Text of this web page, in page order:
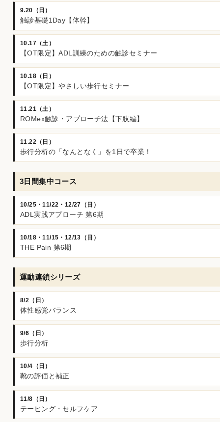
9.20（日）
触診基礎1Day【体幹】
10.17（土）
【OT限定】ADL訓練のための触診セミナー
10.18（日）
【OT限定】やさしい歩行セミナー
11.21（土）
ROMex触診・アプローチ法【下肢編】
11.22（日）
歩行分析の「なんとなく」を1日で卒業！
3日間集中コース
10/25・11/22・12/27（日）
ADL実践アプローチ 第6期
10/18・11/15・12/13（日）
THE Pain 第6期
運動連鎖シリーズ
8/2（日）
体性感覚バランス
9/6（日）
歩行分析
10/4（日）
靴の評価と補正
11/8（日）
テーピング・セルフケア